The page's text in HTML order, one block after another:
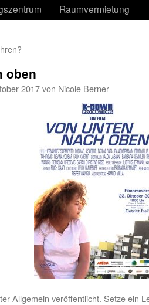
Raumvermietung
oben
2017von Nicole Berner
Allgemein veröffentlicht. Setze ein